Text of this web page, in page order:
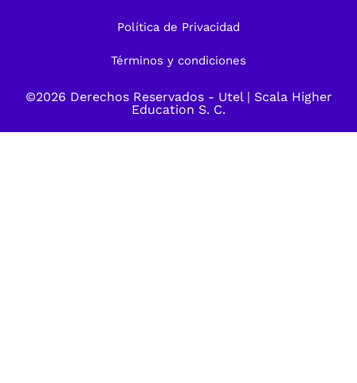
Política de Privacidad
Términos y condiciones
©2026 Derechos Reservados - Utel | Scala Higher
Education S. C.